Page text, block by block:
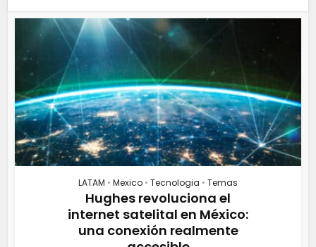
LATAM • Mexico • Tecnologia • Temas
Hughes revoluciona el
internet satelital en México:
una conexión realmente